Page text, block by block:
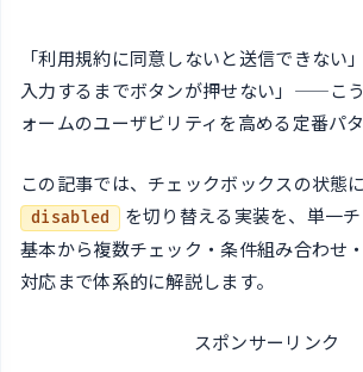
タ
イ
ル
「利用規約に同意しないと送信できない
入力するまでボタンが押せない」——こ
ォームのユーザビリティを高める定番パタ
この記事では、チェックボックスの状態
disabled
を切り替える実装を、単一
基本から複数チェック・条件組み合わせ
対応まで体系的に解説します。
スポンサーリンク